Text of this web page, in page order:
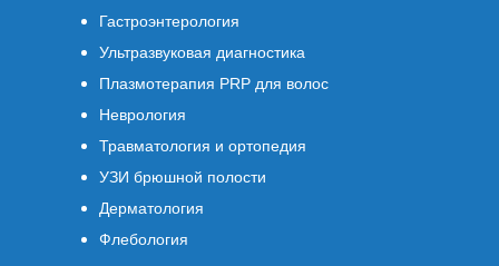
Гастроэнтерология
Ультразвуковая диагностика
Плазмотерапия PRP для волос
Неврология
Травматология и ортопедия
УЗИ брюшной полости
Дерматология
Флебология